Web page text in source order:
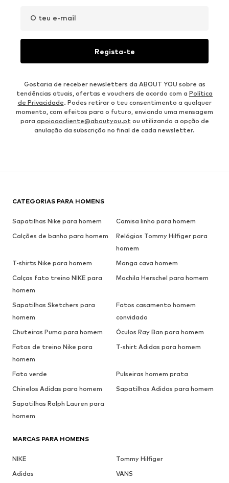
O teu e-mail
Regista-te
Gostaria de receber newsletters da ABOUT YOU sobre as
tendências atuais, ofertas e vouchers de acordo com a Política
de Privacidade. Podes retirar o teu consentimento a qualquer
momento, com efeitos para o futuro, enviando uma mensagem
para apoioaocliente@aboutyou.ptou utilizando a opção de
anulação da subscrição no final de cada newsletter.
CATEGORIAS PARA HOMENS
Sapatilhas Nike para homem
Camisa linho para homem
Calções de banho para homem
Relógios Tommy Hilfiger para
homem
T-shirts Nike para homem
Manga cava homem
Calças fato treino NIKE para
homem
Mochila Herschel para homem
Sapatilhas Sketchers para
homem
Fatos casamento homem
convidado
Chuteiras Puma para homem
Óculos Ray Ban para homem
Fatos de treino Nike para
homem
T-shirt Adidas para homem
Fato verde
Pulseiras homem prata
Chinelos Adidas para homem
Sapatilhas Adidas para homem
Sapatilhas Ralph Lauren para
homem
MARCAS PARA HOMENS
NIKE
Tommy Hilfiger
Adidas
VANS